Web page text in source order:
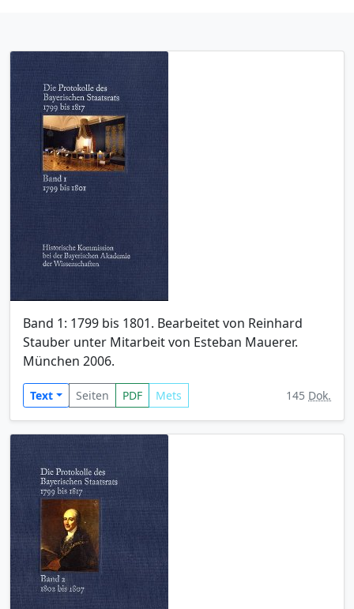
Band 1: 1799 bis 1801. Bearbeitet von Reinhard
Stauber unter Mitarbeit von Esteban Mauerer.
München 2006.
Text Seiten PDF Mets 145 Dok.